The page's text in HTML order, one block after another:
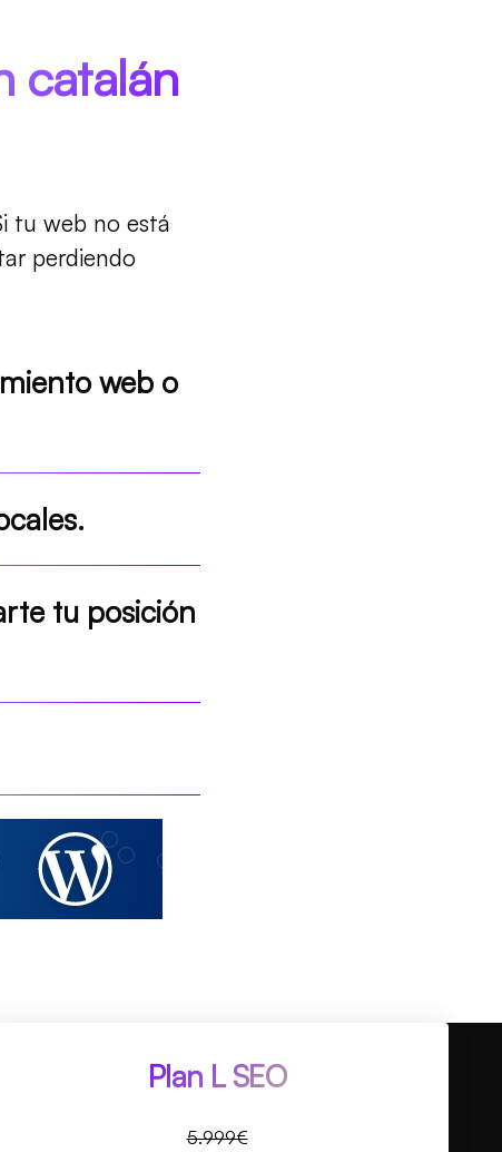
catalán
tu web no está
perdiendo
web o
tu posición
Plan L SEO
5.999€